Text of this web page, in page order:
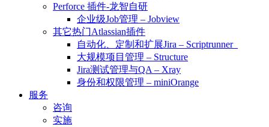
Perforce 插件-龙智自研
企业级Job管理 – Jobview
其它热门Atlassian插件
自动化、定制和扩展Jira – Scriptrunner
大规模项目管理 – Structure
Jira测试管理与QA – Xray
身份和权限管理 – miniOrange
服务
咨询
实施